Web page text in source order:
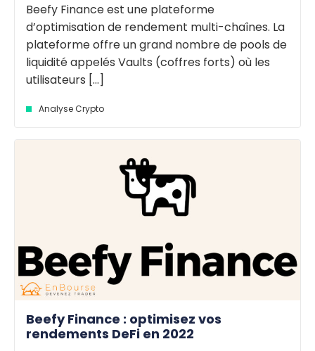
Beefy Finance est une plateforme
d’optimisation de rendement multi-chaînes. La
plateforme offre un grand nombre de pools de
liquidité appelés Vaults (coffres forts) où les
utilisateurs [...]
Analyse Crypto
Beefy Finance : optimisez vos
rendements DeFi en 2022